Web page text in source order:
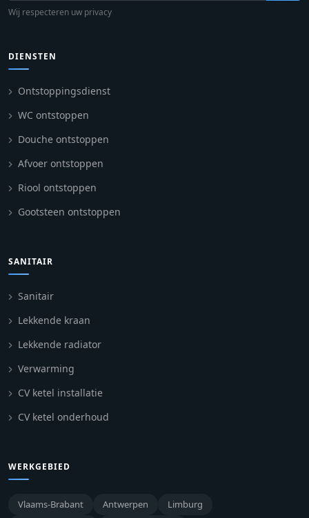
Wij respecteren uw privacy
DIENSTEN
Ontstoppingsdienst
WC ontstoppen
Douche ontstoppen
Afvoer ontstoppen
Riool ontstoppen
Gootsteen ontstoppen
SANITAIR
Sanitair
Lekkende kraan
Lekkende radiator
Verwarming
CV ketel installatie
CV ketel onderhoud
WERKGEBIED
Vlaams-Brabant Antwerpen Limburg